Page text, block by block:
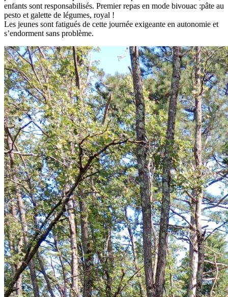
enfants sont responsabilisés. Premier repas en mode bivouac :pâte au
pesto et galette de légumes, royal !
Les jeunes sont fatigués de cette journée exigeante en autonomie et
s’endorment sans problème.